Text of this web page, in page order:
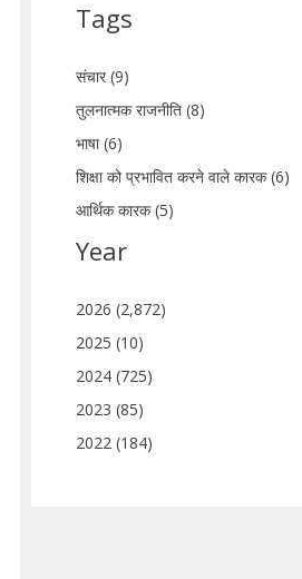
Tags
संचार (9)
तुलनात्मक राजनीति (8)
भाषा (6)
शिक्षा को प्रभावित करने वाले कारक (6)
आर्थिक कारक (5)
Year
2026 (2,872)
2025 (10)
2024 (725)
2023 (85)
2022 (184)